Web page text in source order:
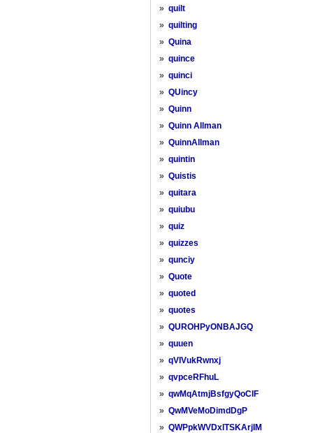
» quilt
» quilting
» Quina
» quince
» quinci
» QUincy
» Quinn
» Quinn Allman
» QuinnAllman
» quintin
» Quistis
» quitara
» quiubu
» quiz
» quizzes
» qunciy
» Quote
» quoted
» quotes
» QUROHPyONBAJGQ
» quuen
» qVIVukRwnxj
» qvpceRFhuL
» qwMqAtmjBsfgyQoClF
» QwMVeMoDimdDgP
» QWPpkWVDxlTSKArjIM